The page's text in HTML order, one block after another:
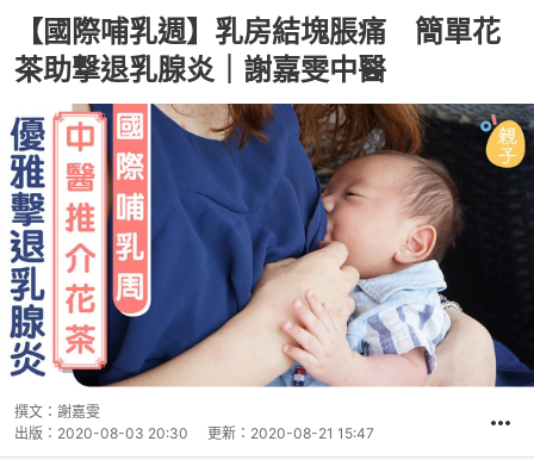
【國際哺乳週】乳房結塊脹痛 簡單花
茶助撃退乳腺炎｜謝嘉雯中醫
撰文： 謝嘉雯
出版： 2020-08-03 20:30 更新： 2020-08-21 15:47